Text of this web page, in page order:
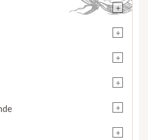
+
+
+
+
+
+